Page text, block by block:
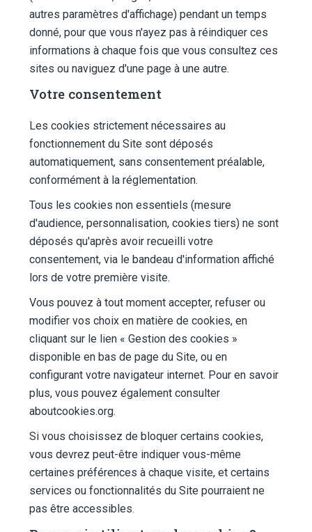
autres paramètres d'affichage) pendant un temps
donné, pour que vous n'ayez pas à réindiquer ces
informations à chaque fois que vous consultez ces
sites ou naviguez d'une page à une autre.
Votre consentement
Les cookies strictement nécessaires au
fonctionnement du Site sont déposés
automatiquement, sans consentement préalable,
conformément à la réglementation.
Tous les cookies non essentiels (mesure
d'audience, personnalisation, cookies tiers) ne sont
déposés qu'après avoir recueilli votre
consentement, via le bandeau d'information affiché
lors de votre première visite.
Vous pouvez à tout moment accepter, refuser ou
modifier vos choix en matière de cookies, en
cliquant sur le lien « Gestion des cookies »
disponible en bas de page du Site, ou en
configurant votre navigateur internet. Pour en savoir
plus, vous pouvez également consulter
aboutcookies.org.
Si vous choisissez de bloquer certains cookies,
vous devrez peut-être indiquer vous-même
certaines préférences à chaque visite, et certains
services ou fonctionnalités du Site pourraient ne
pas être accessibles.